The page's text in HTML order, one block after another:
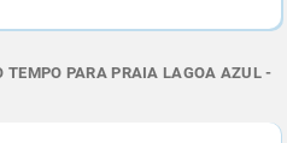
TEMPO PARA PRAIA LAGOA AZUL -